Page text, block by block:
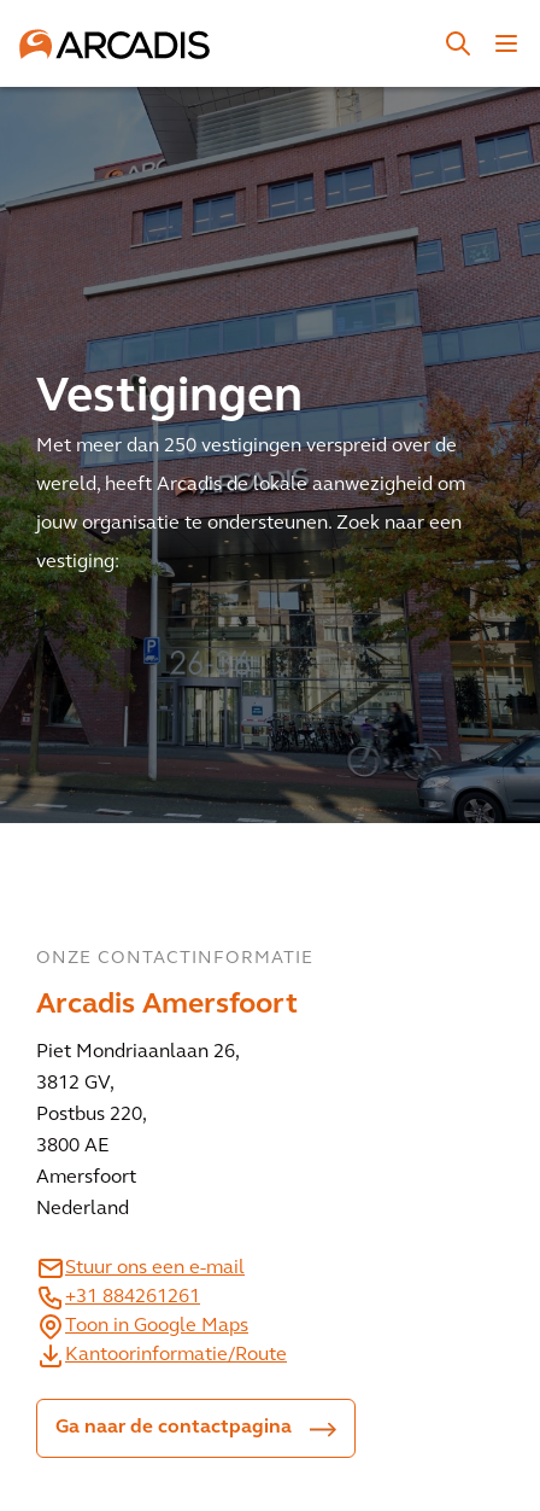
Vestigingen
Met meer dan 250 vestigingen verspreid over de
wereld, heeft Arcadis de lokale aanwezigheid om
jouw organisatie te ondersteunen. Zoek naar een
vestiging:
ONZE CONTACTINFORMATIE
Arcadis Amersfoort
Piet Mondriaanlaan 26,
3812 GV,
Postbus 220,
3800 AE
Amersfoort
Nederland
Stuur ons een e-mail
+31 884261261
Toon in Google Maps
Kantoorinformatie/Route
Ga naar de contactpagina